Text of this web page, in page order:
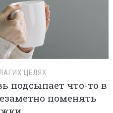
ЦЕЛЯХ
подсыпает что-то в
поменять